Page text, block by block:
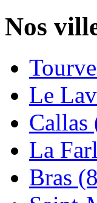
Nos
Le
Callas
La
Bras